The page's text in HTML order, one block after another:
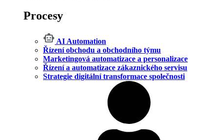
Procesy
AI Automation
Řízení obchodu a obchodního týmu
Marketingová automatizace a personalizace
Řízení a automatizace zákaznického servisu
Strategie digitální transformace společnosti